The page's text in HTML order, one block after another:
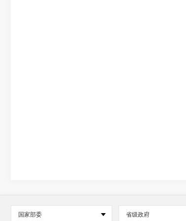
国家部委 省级政府